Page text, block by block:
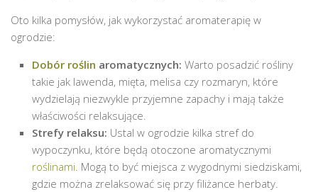
Oto kilka pomysłów, jak wykorzystać aromaterapię w
ogrodzie:
Dobór roślin aromatycznych: Warto posadzić rośliny
takie jak lawenda, mięta, melisa czy rozmaryn, które
wydzielają niezwykle przyjemne zapachy i mają także
właściwości relaksujące.
Strefy relaksu: Ustal w ogrodzie kilka stref do
wypoczynku, które będą otoczone aromatycznymi
roślinami . Mogą to być miejsca z wygodnymi siedziskami,
gdzie można zrelaksować się przy filiżance herbaty.